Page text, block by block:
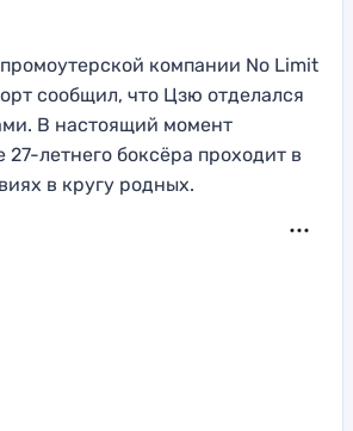
компании No Limit
сообщил, что Цзю отделался
В настоящий момент
27-летнего боксёра проходит в
в кругу родных.